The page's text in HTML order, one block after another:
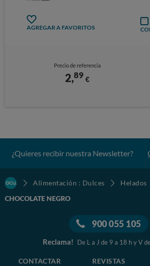
AGREGAR A FAVORITOS
Precio de referencia
2,89 €
¿Quieres recibir nuestra Newsletter?
Alimentación : Dulces Helados
CHOCOLATE NEGRO
900 055 105
Reclama! De L a J de 9 a 18 h y V
CONTACTAR REVISTAS